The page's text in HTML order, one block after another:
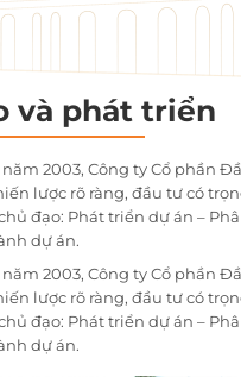
và phát triển
2003, Công ty Cổ phần
lược rõ ràng, đầu tư có
đạo: Phát triển dự án –
dự án.
2003, Công ty Cổ phần
lược rõ ràng, đầu tư có
đạo: Phát triển dự án –
dự án.